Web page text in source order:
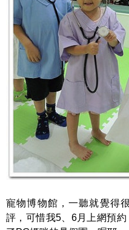
寵物博物館，一聽就覺得
評，可惜我5、6月上網預